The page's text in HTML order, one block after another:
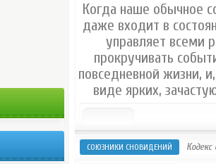
Когда наше обычное
даже входит в
управляет всеми
прокручивать
повседневной жизни,
виде ярких,
СОЮЗНИКИ СНОВИДЕНИЙ Кодекс